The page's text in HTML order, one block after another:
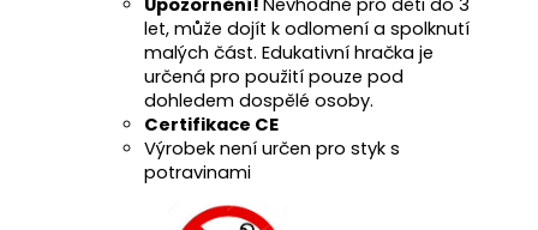
let, může dojít k odlomení a spolknutí
malých část. Edukativní hračka je
určená pro použití pouze pod
dohledem dospělé osoby.
Certifikace CE
Výrobek není určen pro styk s
potravinami